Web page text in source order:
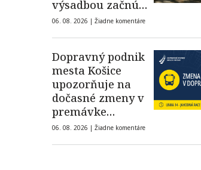
výsadbou začnú
na jeseň
06. 08. 2026 | Žiadne komentáre
Dopravný podnik
mesta Košice
upozorňuje na
dočasné zmeny v
premávke
autobusovej linky
06. 08. 2026 | Žiadne komentáre